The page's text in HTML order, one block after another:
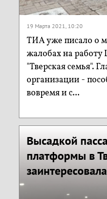
19 Марта 2021, 10:20
ТИА уже писало о
жалобах на работу
"Тверская семья".
организации -
вовремя и с...
Высадкой
платформы в